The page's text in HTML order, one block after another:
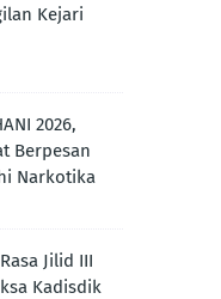
Kejari
2026,
Berpesan
Narkotika
Jilid III
Kadisdik